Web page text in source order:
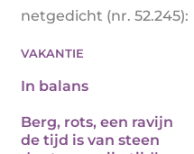
netgedicht (nr. 52.245):
vakantie
In balans
Berg, rots, een ravijn
de tijd is van steen